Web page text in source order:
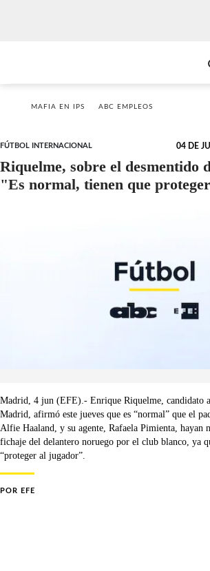
MAFIA EN IPS ABC EMPLEOS
FÚTBOL INTERNACIONAL 04 DE
Riquelme, sobre el desmentido
"Es normal, tienen que
Madrid, 4 jun (EFE).- Enrique Riquelme, candidato
Madrid, afirmó este jueves que es “normal” que el
Alfie Haaland, y su agente, Rafaela Pimienta, hayan
fichaje del delantero noruego por el club blanco, ya
“proteger al jugador”.
POR EFE